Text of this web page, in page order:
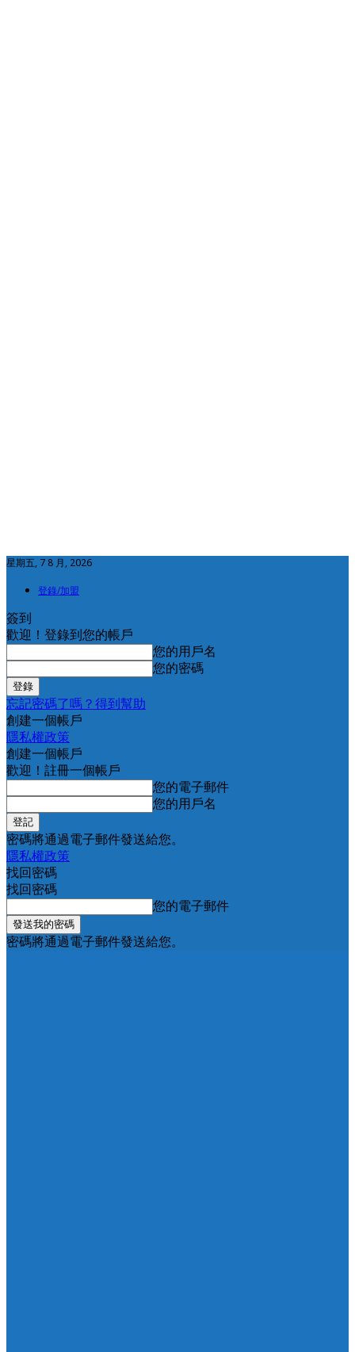
星期五, 7 8 月, 2026
登錄/加盟
簽到
歡迎！登錄到您的帳戶
您的用戶名
您的密碼
忘記密碼了嗎？得到幫助
創建一個帳戶
隱私權政策
創建一個帳戶
歡迎！註冊一個帳戶
您的電子郵件
您的用戶名
密碼將通過電子郵件發送給您。
隱私權政策
找回密碼
找回密碼
您的電子郵件
密碼將通過電子郵件發送給您。